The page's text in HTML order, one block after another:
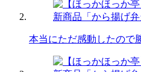
本当にただ感動したので